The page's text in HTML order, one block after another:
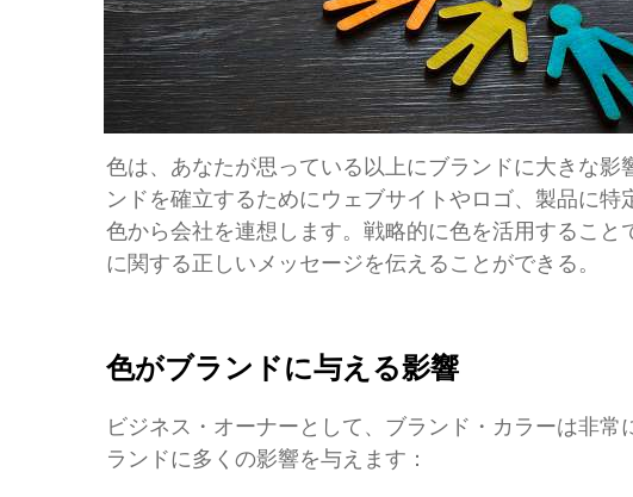
色は、あなたが思っている以上にブランドに大きな影
ンドを確立するためにウェブサイトやロゴ、製品に
色から会社を連想します。戦略的に色を活用すること
に関する正しいメッセージを伝えることができる。
色がブランドに与える影響
ビジネス・オーナーとして、ブランド・カラーは非
ランドに多くの影響を与えます：